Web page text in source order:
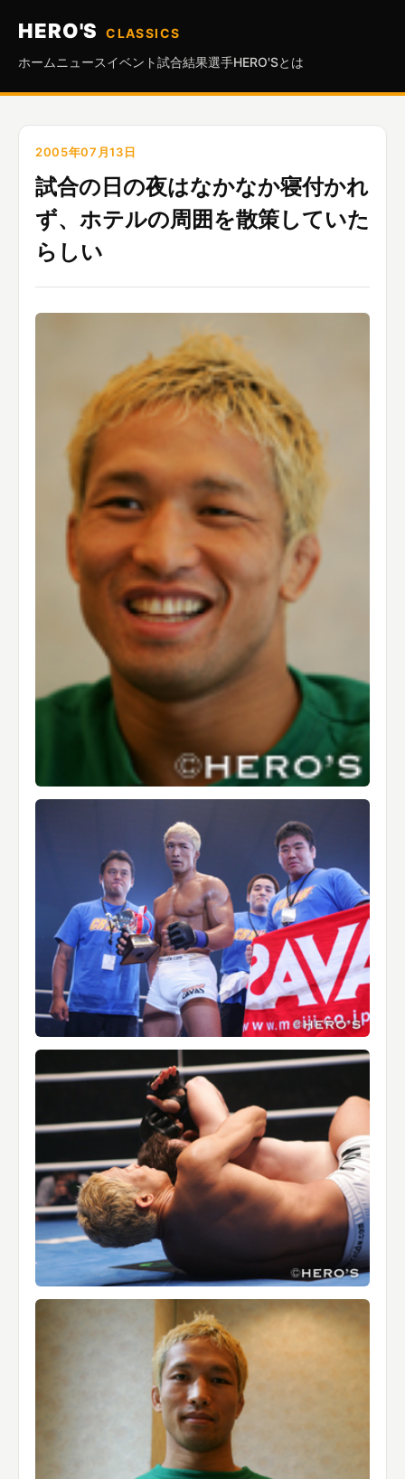
HERO'S
CLASSICS
ホーム ニュースイベント試合結果選手HERO'Sとは
2005年07月13日
試合の日の夜はなかなか寝付かれ
ず、ホテルの周囲を散策していた
らしい